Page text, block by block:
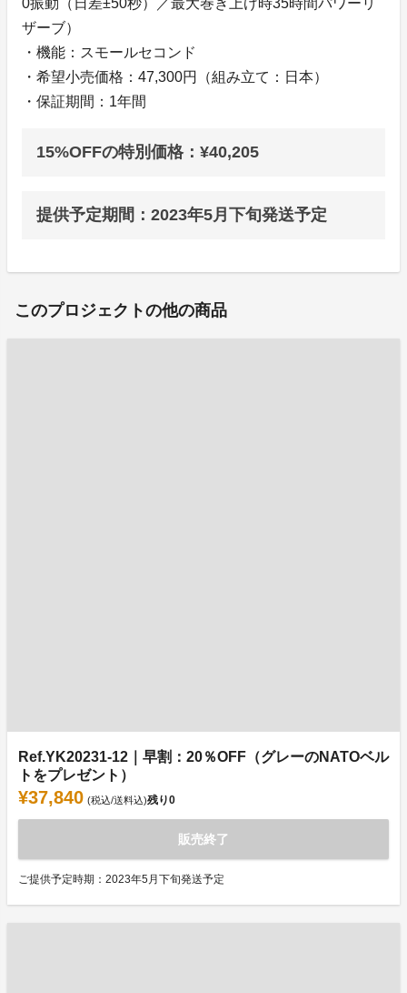
0振動（日差±50秒）／最大巻き上げ時35時間パワーリ
ザーブ）
・機能：スモールセコンド
・希望小売価格：47,300円（組み立て：日本）
・保証期間：1年間
15%OFFの特別価格：¥40,205
提供予定期間：2023年5月下旬発送予定
このプロジェクトの他の商品
Ref.YK20231-12｜早割：20％OFF（グレーのNATOベル
トをプレゼント）
¥37,840 (税込/送料込)残り0
販売終了
ご提供予定時期：2023年5月下旬発送予定